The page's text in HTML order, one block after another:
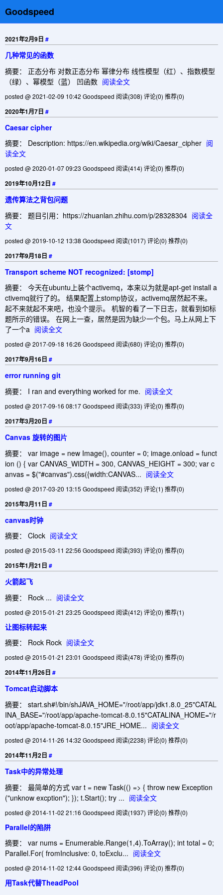
Goodspeed
2021年2月9日 #
几种常见的函数
摘要： 正态分布 对数正态分布 幂律分布 线性模型（红）、指数模型
（绿）、幂模型（蓝） 凹函数 阅读全文
posted @ 2021-02-09 10:42 Goodspeed 阅读(308) 评论(0) 推荐(0)
2020年1月7日 #
Caesar cipher
摘要： Description: https://en.wikipedia.org/wiki/Caesar_cipher 阅
读全文
posted @ 2020-01-07 09:23 Goodspeed 阅读(414) 评论(0) 推荐(0)
2019年10月12日 #
遗传算法之背包问题
摘要： 题目引用：https://zhuanlan.zhihu.com/p/28328304 阅读全
文
posted @ 2019-10-12 13:38 Goodspeed 阅读(1017) 评论(0) 推荐(0)
2017年9月18日 #
Transport scheme NOT recognized: [stomp]
摘要： 今天在ubuntu上装个activemq，本来以为就是apt-get install a
ctivemq就行了的。 结果配置上stomp协议，activemq居然起不来。
起不来就起不来吧，也没个提示。 机智的看了一下日志，就看到如标
题所示的错误。 在网上一查，居然是因为缺少一个包。马上从网上下
了一个a 阅读全文
posted @ 2017-09-18 16:26 Goodspeed 阅读(680) 评论(0) 推荐(0)
2017年9月16日 #
error running git
摘要： I ran and everything worked for me. 阅读全文
posted @ 2017-09-16 08:17 Goodspeed 阅读(333) 评论(0) 推荐(0)
2017年3月20日 #
Canvas 旋转的图片
摘要： var image = new Image(), counter = 0; image.onload = funct
ion () { var CANVAS_WIDTH = 300, CANVAS_HEIGHT = 300; var c
anvas = $("#canvas").css({width:CANVAS... 阅读全文
posted @ 2017-03-20 13:15 Goodspeed 阅读(352) 评论(1) 推荐(0)
2015年3月11日 #
canvas时钟
摘要： Clock 阅读全文
posted @ 2015-03-11 22:56 Goodspeed 阅读(393) 评论(0) 推荐(0)
2015年1月21日 #
火箭起飞
摘要： Rock ... 阅读全文
posted @ 2015-01-21 23:25 Goodspeed 阅读(412) 评论(0) 推荐(1)
让图标转起来
摘要： Rock Rock 阅读全文
posted @ 2015-01-21 23:01 Goodspeed 阅读(478) 评论(0) 推荐(0)
2014年11月26日 #
Tomcat启动脚本
摘要： start.sh#!/bin/shJAVA_HOME="/root/app/jdk1.8.0_25"CATAL
INA_BASE="/root/app/apache-tomcat-8.0.15"CATALINA_HOME="/r
oot/app/apache-tomcat-8.0.15"JRE_HOME... 阅读全文
posted @ 2014-11-26 14:32 Goodspeed 阅读(2238) 评论(0) 推荐(0)
2014年11月2日 #
Task中的异常处理
摘要： 最简单的方式 var t = new Task(() => { throw new Exception
("unknow excption"); }); t.Start(); try ... 阅读全文
posted @ 2014-11-02 21:16 Goodspeed 阅读(1937) 评论(0) 推荐(0)
Parallel的陷阱
摘要： var nums = Enumerable.Range(1,4).ToArray(); int total = 0;
Parallel.For( fromInclusive: 0, toExclu... 阅读全文
posted @ 2014-11-02 12:44 Goodspeed 阅读(396) 评论(0) 推荐(0)
用Task代替TheadPool